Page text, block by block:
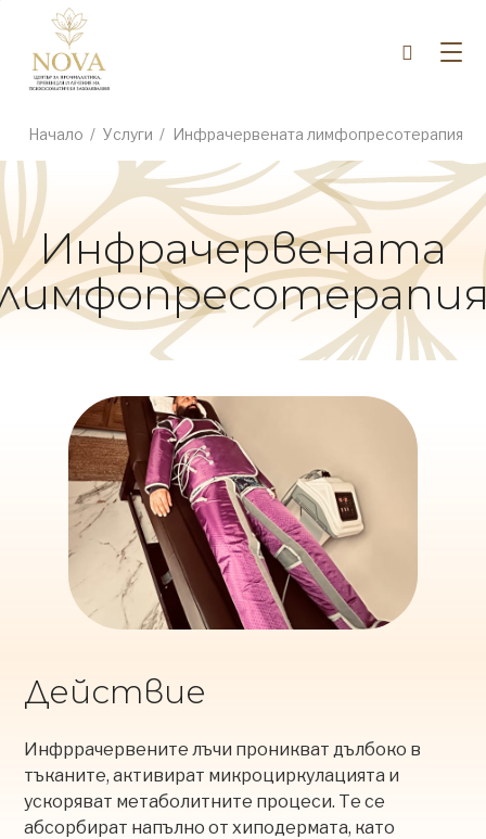
Начало / Услуги / Инфрачервената лимфопресотерапия
Инфрачервената
Действие
Инфррачервените лъчи проникват дълбоко в
тъканите, активират микроциркулацията и
ускоряват метаболитните процеси. Те се
абсорбират напълно от хиподермата, като